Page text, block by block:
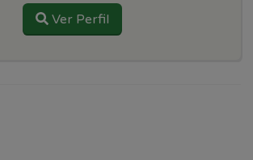
Ver Perfil